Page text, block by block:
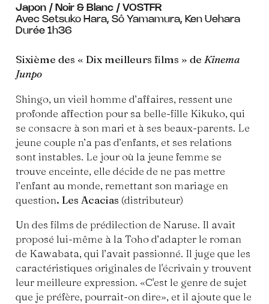
Japon / Noir & Blanc / VOSTFR
Avec Setsuko Hara, Sô Yamamura, Ken Uehara
Durée 1h36
Sixième des « Dix meilleurs films » deKinema
Junpo
Shingo, un vieil homme d’affaires, ressent une
profonde affection pour sa belle-fille Kikuko, qui
se consacre à son mari et à ses beaux-parents. Le
jeune couple n’a pas d’enfants, et ses relations
sont instables. Le jour où la jeune femme se
trouve enceinte, elle décide de ne pas mettre
l’enfant au monde, remettant son mariage en
question. Les Acacias (distributeur)
Un des films de prédilection de Naruse. Il avait
proposé lui-même à la Toho d’adapter le roman
de Kawabata, qui l’avait passionné. Il juge que les
caractéristiques originales de l'écrivain y trouvent
leur meilleure expression. «C'est le genre de sujet
que je préfère, pourrait-on dire», et il ajoute que le